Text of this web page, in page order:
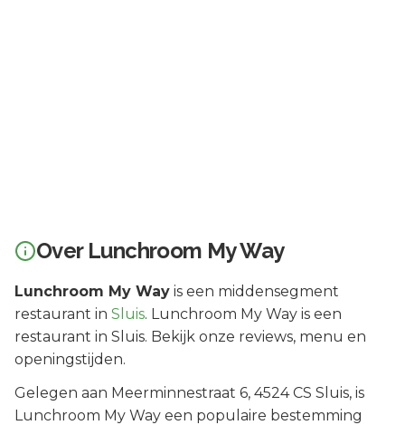
Over Lunchroom My Way
Lunchroom My Way is een middensegment
restaurant in Sluis. Lunchroom My Way is een
restaurant in Sluis. Bekijk onze reviews, menu en
openingstijden.
Gelegen aan Meerminnestraat 6, 4524 CS Sluis, is
Lunchroom My Way een populaire bestemming